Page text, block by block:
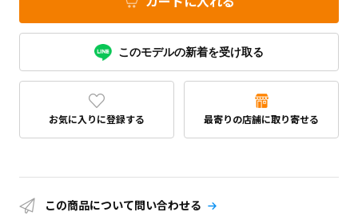
このモデルの新着を受け取る
お気に入りに登録する 最寄りの店舗に取り寄せる
この商品について問い合わせる